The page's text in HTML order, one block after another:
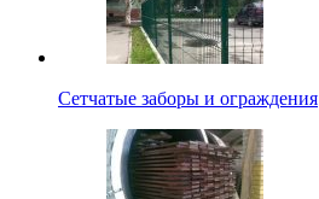
Сетчатые заборы и ограждения